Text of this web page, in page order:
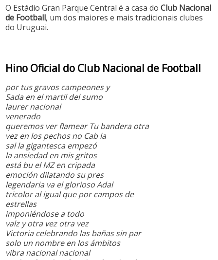
O Estádio Gran Parque Central é a casa doClub Nacional
de Football, um dos maiores e mais tradicionais clubes
do Uruguai.
Hino Oficial do Club Nacional de Football
por tus gravos campeones y
Sada en el martil del sumo
laurer nacional
venerado
queremos ver flamear Tu bandera otra
vez en los pechos no Cab la
sal la gigantesca empezó
la ansiedad en mis gritos
está bu el MZ en cripada
emoción dilatando su pres
legendaria va el glorioso Adal
tricolor al igual que por campos de
estrellas
imponiéndose a todo
valz y otra vez otra vez
Victoria celebrando las bañas sin par
solo un nombre en los ámbitos
vibra nacional nacional